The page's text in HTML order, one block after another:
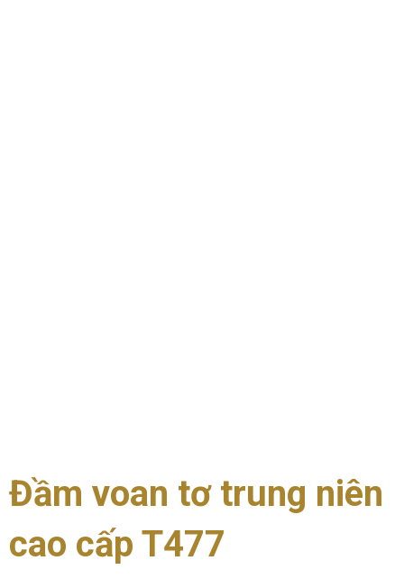
Đầm voan tơ trung niên
cao cấp T477